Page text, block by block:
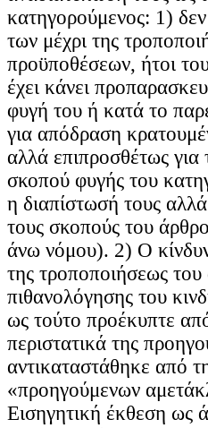
κατηγορούμενος: 1)
των μέχρι της
προϋποθέσεων, ήτοι
έχει κάνει
φυγή του ή κατά το
για απόδραση
αλλά επιπροσθέτως για
σκοπού φυγής του
η διαπίστωσή τους
τους σκοπούς του
άνω νόμου). 2) Ο
της τροποποιήσεως
πιθανολόγησης του
ως τούτο προέκυπτε
περιστατικά της
αντικαταστάθηκε από
«προηγούμενων
Εισηγητική έκθεση ως